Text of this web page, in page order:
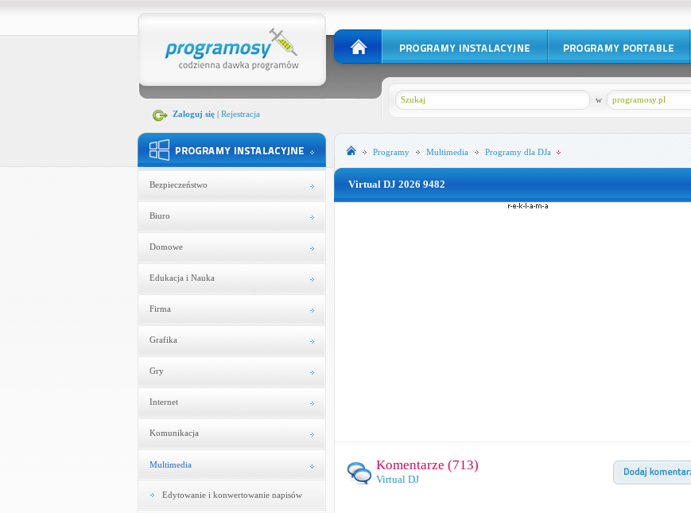
Zaloguj się| Rejestracja
programosy.pl
w
Bezpieczeństwo
Biuro
Domowe
Edukacja i Nauka
Firma
Grafika
Gry
Internet
Komunikacja
Multimedia
Edytowanie i konwertowanie napisów
Programy Multimedia Programy dla DJa
Virtual DJ 2026 9482
Komentarze (713)
Virtual DJ